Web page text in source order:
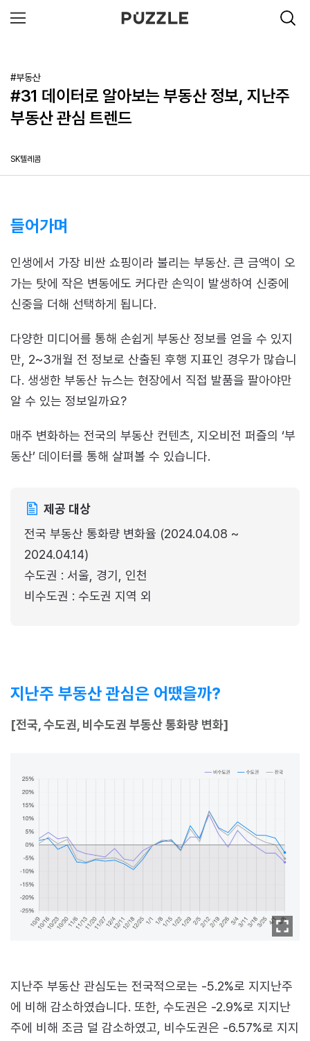
#부동산
#31 데이터로 알아보는 부동산 정보, 지난주
부동산 관심 트렌드
SK텔레콤
들어가며
인생에서 가장 비싼 쇼핑이라 불리는 부동산. 큰 금액이 오
가는 탓에 작은 변동에도 커다란 손익이 발생하여 신중에
신중을 더해 선택하게 됩니다.
다양한 미디어를 통해 손쉽게 부동산 정보를 얻을 수 있지
만, 2~3개월 전 정보로 산출된 후행 지표인 경우가 많습니
다. 생생한 부동산 뉴스는 현장에서 직접 발품을 팔아야만
알 수 있는 정보일까요?
매주 변화하는 전국의 부동산 컨텐츠, 지오비전 퍼즐의 ‘부
동산’ 데이터를 통해 살펴볼 수 있습니다.
제공 대상
전국 부동산 통화량 변화율 (2024.04.08 ~
2024.04.14)
수도권 : 서울, 경기, 인천
비수도권 : 수도권 지역 외
지난주 부동산 관심은 어땠을까?
[전국, 수도권, 비수도권 부동산 통화량 변화]
지난주 부동산 관심도는 전국적으로는 -5.2%로 지지난주
에 비해 감소하였습니다. 또한, 수도권은 -2.9%로 지지난
주에 비해 조금 덜 감소하였고, 비수도권은 -6.57%로 지지